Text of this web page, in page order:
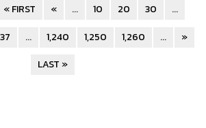
« FIRST « ... 10 20 30
...
... 1,240 1,250 1,260 ...
»
LAST »